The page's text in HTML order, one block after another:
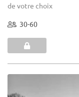
de votre choix
30-60